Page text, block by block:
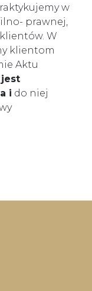
w
prawnej,
W
klientom
Aktu
jest
i do niej